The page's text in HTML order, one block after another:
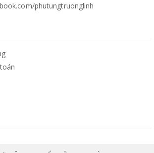
phutungtruonglinh